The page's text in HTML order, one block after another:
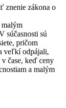
znenie zákona o
malým
súčasnosti sú
pričom
veľkí odpájali,
čase, keď ceny
a malým